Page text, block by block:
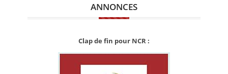
ANNONCES
Clap de fin pour NCR :